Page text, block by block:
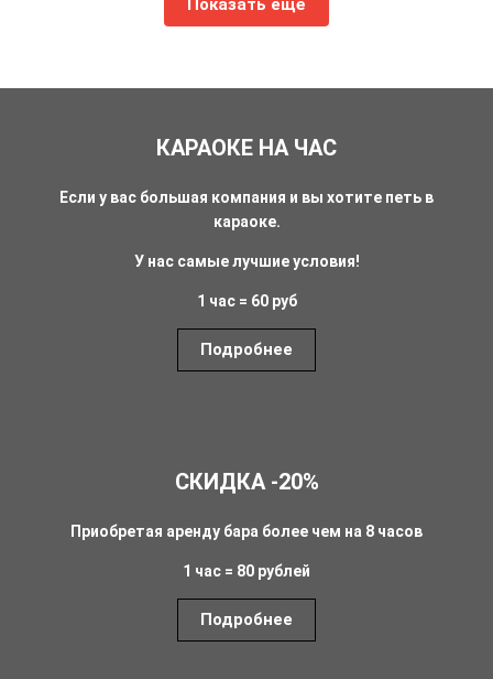
Показать ещё
КАРАОКЕ НА ЧАС
Если у вас большая компания и вы хотите петь в
караоке.
У нас самые лучшие условия!
1 час = 60 руб
Подробнее
СКИДКА -20%
Приобретая аренду бара более чем на 8 часов
1 час = 80 рублей
Подробнее